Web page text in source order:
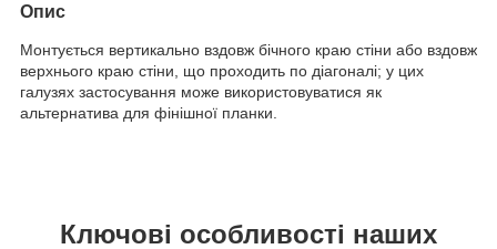
Опис
Монтується вертикально вздовж бічного краю стіни або вздовж
верхнього краю стіни, що проходить по діагоналі; у цих
галузях застосування може використовуватися як
альтернатива для фінішної планки.
Ключові особливості наших